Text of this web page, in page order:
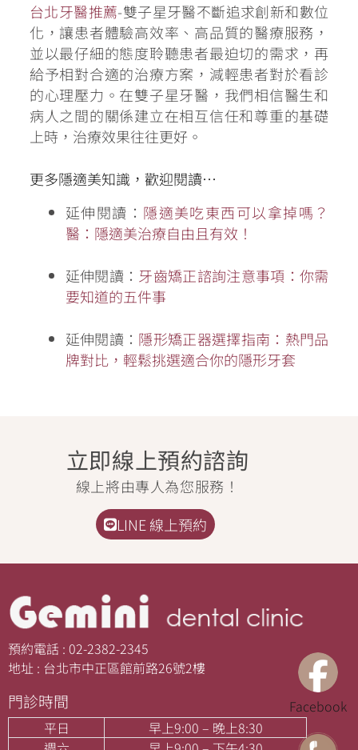
台北牙醫推薦-雙子星牙醫不斷追求創新和數位
化，讓患者體驗高效率、高品質的醫療服務，
並以最仔細的態度聆聽患者最迫切的需求，再
給予相對合適的治療方案，減輕患者對於看診
的心理壓力。在雙子星牙醫，我們相信醫生和
病人之間的關係建立在相互信任和尊重的基礎
上時，治療效果往往更好。
更多隱適美知識，歡迎閱讀…
延伸閱讀： 隱適美吃東西可以拿掉嗎？
醫：隱適美治療自由且有效！
延伸閱讀： 牙齒矯正諮詢注意事項：你需
要知道的五件事
延伸閱讀： 隱形矯正器選擇指南：熱門品
牌對比，輕鬆挑選適合你的隱形牙套
Facebook
立即線上預約諮詢
線上將由專人為您服務！
LINE 線上預約
預約電話 : 02-2382-2345
地址 : 台北市中正區館前路26號2樓
門診時間
平日
早上9:00 – 晚上8:30